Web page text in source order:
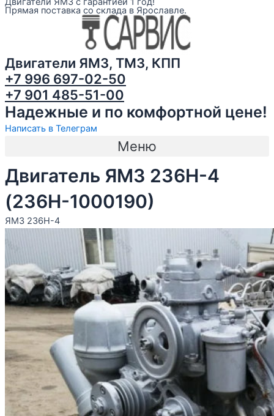
Прямая поставка со склада в Ярославле.
Двигатели ЯМЗ, ТМЗ, КПП
+7 996 697-02-50
+7 901 485-51-00
Надежные и по комфортной цене!
Написать в Телеграм
Меню
Двигатель ЯМЗ 236Н-4
(236Н-1000190)
ЯМЗ 236Н-4